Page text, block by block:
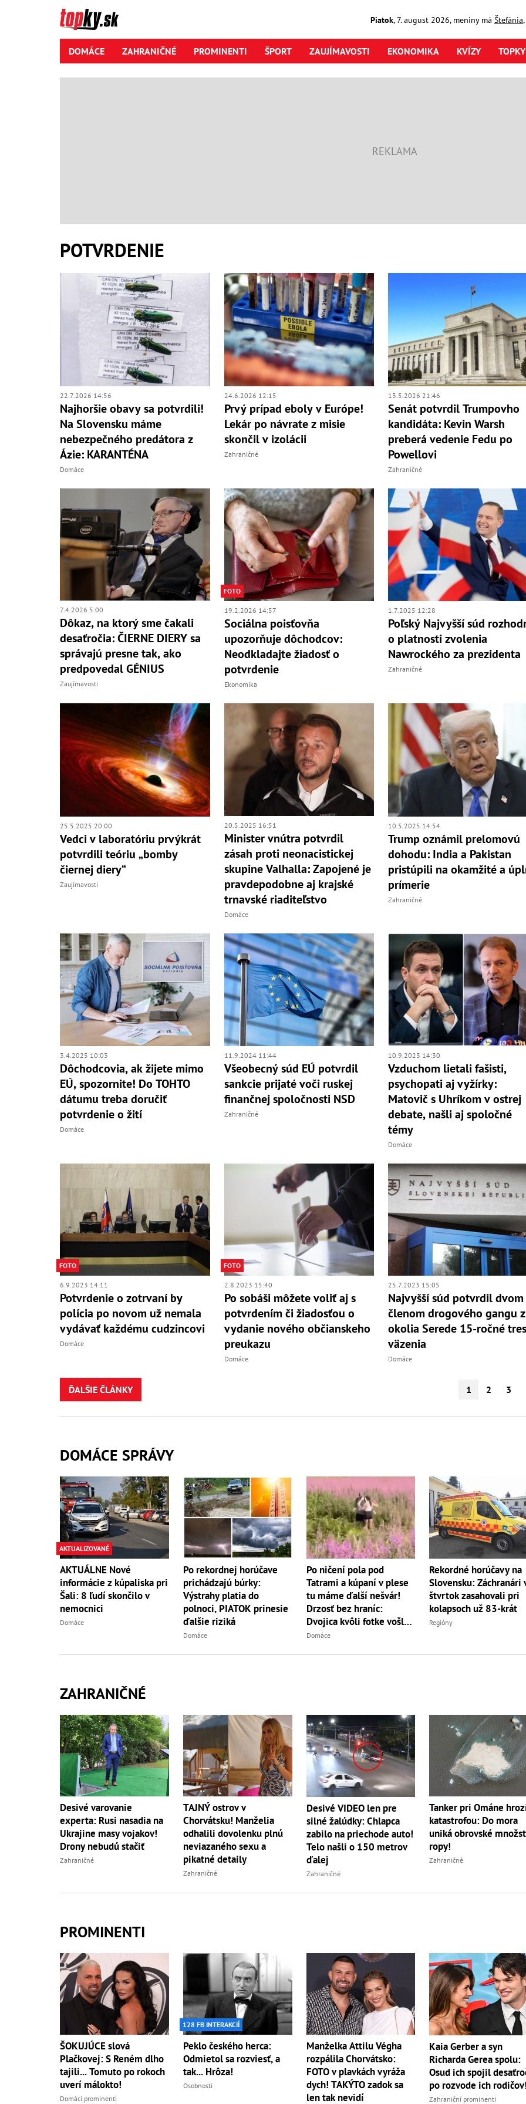
Piatok,7. august2026, meniny má Štefánia
DOMÁCE ZAHRANIČNÉ PROMINENTI ŠPORT ZAUJÍMAVOSTI EKONOMIKA KVÍZY
POTVRDENIE
22.7.2026 14:56
Najhoršie obavy sa potvrdili!
Na Slovensku máme
nebezpečného predátora z
Ázie: KARANTÉNA
Domáce
24.6.2026 12:15
Prvý prípad eboly v Európe!
Lekár po návrate z misie
skončil v izolácii
Zahraničné
13.5.2026 21:46
Senát potvrdil Trumpovho
kandidáta: Kevin Warsh
preberá vedenie Fedu po
Powellovi
Zahraničné
7.4.2026 5:00
Dôkaz, na ktorý sme čakali
desaťročia: ČIERNE DIERY sa
správajú presne tak, ako
predpovedal GÉNIUS
Zaujímavosti
FOTO
19.2.2026 14:57
Sociálna poisťovňa
upozorňuje dôchodcov:
Neodkladajte žiadosť o
potvrdenie
Ekonomika
1.7.2025 12:28
Poľský Najvyšší súd
o platnosti zvolenia
Nawrockého za prezidenta
Zahraničné
25.5.2025 20:00
Vedci v laboratóriu prvýkrát
potvrdili teóriu „bomby
čiernej diery“
Zaujímavosti
20.5.2025 16:51
Minister vnútra potvrdil
zásah proti neonacistickej
skupine Valhalla: Zapojené je
pravdepodobne aj krajské
trnavské riaditeľstvo
Domáce
10.5.2025 14:54
Trump oznámil prelomovú
dohodu: India a Pakistan
pristúpili na okamžité a
prímerie
Zahraničné
3.4.2025 10:03
Dôchodcovia, ak žijete mimo
EÚ, spozornite! Do TOHTO
dátumu treba doručiť
potvrdenie o žití
Domáce
11.9.2024 11:44
Všeobecný súd EÚ potvrdil
sankcie prijaté voči ruskej
finančnej spoločnosti NSD
Zahraničné
10.9.2023 14:30
Vzduchom lietali fašisti,
psychopati aj vyžírky:
Matovič s Uhríkom v ostrej
debate, našli aj spoločné
témy
Domáce
FOTO
6.9.2023 14:11
Potvrdenie o zotrvaní by
polícia po novom už nemala
vydávať každému cudzincovi
Domáce
FOTO
2.8.2023 15:40
Po sobáši môžete voliť aj s
potvrdením či žiadosťou o
vydanie nového občianskeho
preukazu
Domáce
25.7.2023 15:05
Najvyšší súd potvrdil dvom
členom drogového gangu z
okolia Serede 15-ročné
väzenia
Domáce
ĎALŠIE ČLÁNKY 1 2 3
DOMÁCE SPRÁVY
AKTUALIZOVANÉ
AKTUÁLNE Nové
informácie z kúpaliska pri
Šali: 8 ľudí skončilo v
nemocnici
Domáce
Po rekordnej horúčave
prichádzajú búrky:
Výstrahy platia do
polnoci, PIATOK prinesie
ďalšie riziká
Domáce
Po ničení pola pod
Tatrami a kúpaní v plese
tu máme ďalší nešvár!
Drzosť bez hraníc:
Dvojica kvôli fotke vošla
do...
Domáce
Rekordné horúčavy na
Slovensku: Záchranári
štvrtok zasahovali pri
kolapsoch už 83-krát
Regióny
ZAHRANIČNÉ
Desivé varovanie
experta: Rusi nasadia na
Ukrajine masy vojakov!
Drony nebudú stačiť
Zahraničné
TAJNÝ ostrov v
Chorvátsku! Manželia
odhalili dovolenku plnú
neviazaného sexu a
pikatné detaily
Zahraničné
Desivé VIDEO len pre
silné žalúdky: Chlapca
zabilo na priechode auto!
Telo našli o 150 metrov
ďalej
Zahraničné
Tanker pri Ománe
katastrofou: Do mora
uniká obrovské
ropy!
Zahraničné
PROMINENTI
ŠOKUJÚCE slová
Plačkovej: S Reném dlho
tajili... Tomuto po rokoch
uverí málokto!
Domáci prominenti
128 FB INTERAKCIÍ
Peklo českého herca:
Odmietol sa rozviesť, a
tak... Hrôza!
Osobnosti
Manželka Attilu Végha
rozpálila Chorvátsko:
FOTO v plavkách vyráža
dych! TAKÝTO zadok sa
len tak nevidí
Kaia Gerber a syn
Richarda Gerea spolu:
Osud ich spojil
po rozvode ich
Zahraniční prominenti